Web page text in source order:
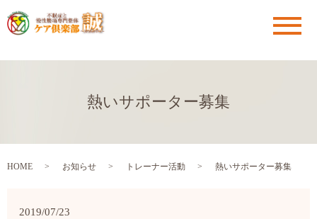
メ
熱いサポーター募集
HOME お知らせ トレーナー活動 熱いサポーター募集
2019/07/23